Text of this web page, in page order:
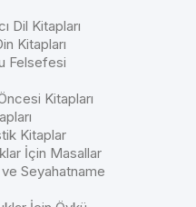
Dil Kitapları
Kitapları
Felsefesi
Kitapları
Kitaplar
İçin Masallar
ve Seyahatname